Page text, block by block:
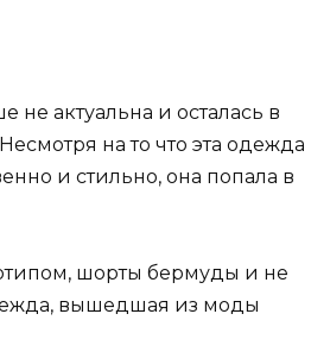
актуальна и осталась в
на то что эта одежда
и стильно, она попала в